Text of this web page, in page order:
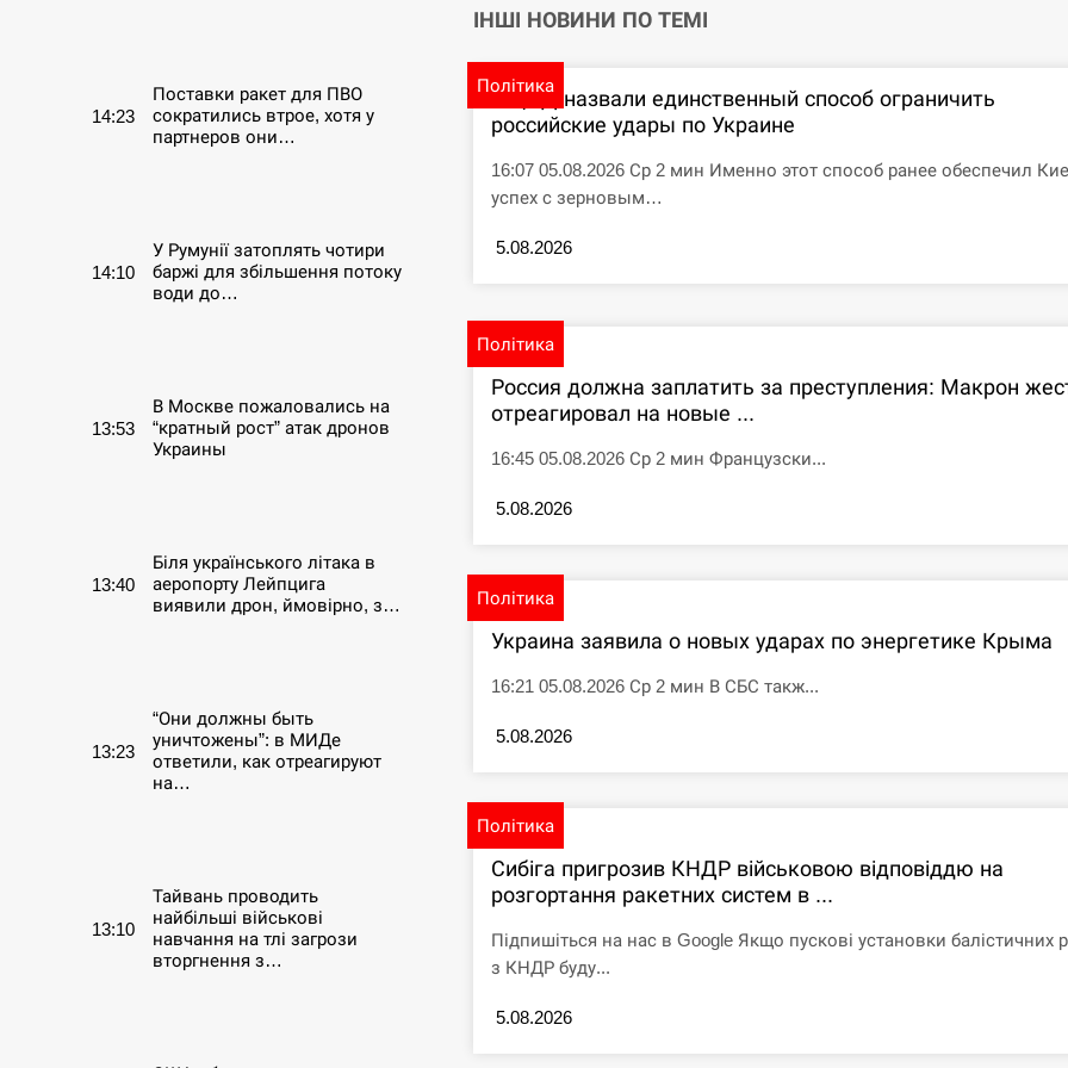
14:23
Поставки ракет для ПВО
сократились втрое, хотя у
партнеров они…
14:10
У Румунії затоплять чотири
баржі для збільшення потоку
води до…
13:53
В Москве пожаловались на
“кратный рост” атак дронов
Украины
13:40
Біля українського літака в
аеропорту Лейпцига
виявили дрон, ймовірно, з…
13:23
“Они должны быть
уничтожены”: в МИДе
ответили, как отреагируют
на…
13:10
Тайвань проводить
найбільші військові
навчання на тлі загрози
вторгнення з…
ІНШІ НОВИНИ ПО ТЕМІ
Політика
В ЦПД назвали единственный способ ограничить
российские удары по Украине
16:07 05.08.2026 Ср 2 мин Именно этот способ ранее обеспечил
успех с зерновым…
5.08.2026
Політика
Россия должна заплатить за преступления: Макрон
отреагировал на новые ...
16:45 05.08.2026 Ср 2 мин Французски...
5.08.2026
Політика
Украина заявила о новых ударах по энергетике Крыма
16:21 05.08.2026 Ср 2 мин В СБС такж...
5.08.2026
Політика
Сибіга пригрозив КНДР військовою відповіддю на
розгортання ракетних систем в ...
Підпишіться на нас в Google Якщо пускові установки балістичних
з КНДР буду...
5.08.2026